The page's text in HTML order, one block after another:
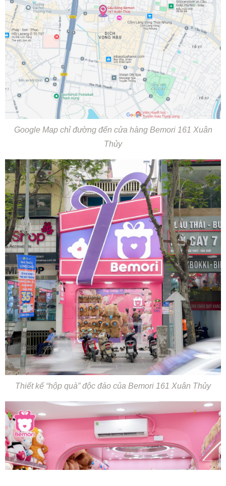
Google Map chỉ đường đến cửa hàng Bemori 161 Xuân
Thủy
Thiết kế “hộp quà” độc đáo của Bemori 161 Xuân Thủy